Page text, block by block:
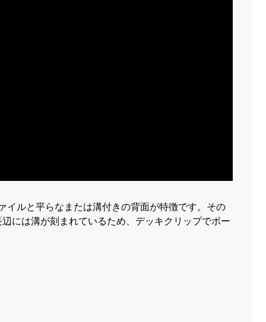
イルと平らなまたは溝付きの背面が特徴です。その
には溝が刻まれているため、デッキクリップでボー